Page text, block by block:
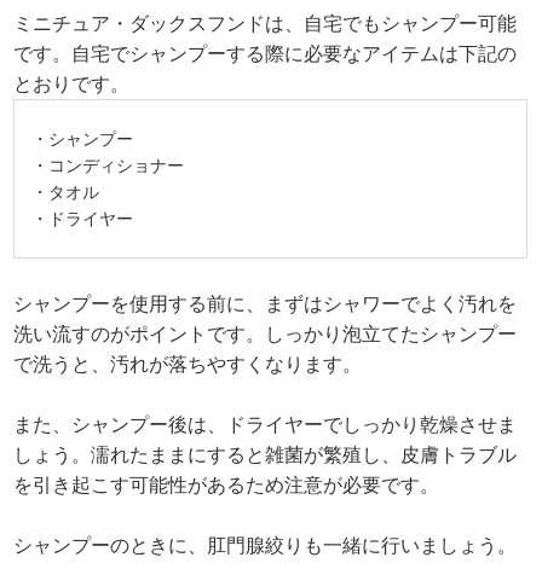
ミニチュア・ダックスフンドは、自宅でもシャンプー可能
です。自宅でシャンプーする際に必要なアイテムは下記の
とおりです。
・シャンプー
・コンディショナー
・タオル
・ドライヤー
シャンプーを使用する前に、まずはシャワーでよく汚れを
洗い流すのがポイントです。しっかり泡立てたシャンプー
で洗うと、汚れが落ちやすくなります。
また、シャンプー後は、ドライヤーでしっかり乾燥させま
しょう。濡れたままにすると雑菌が繁殖し、皮膚トラブル
を引き起こす可能性があるため注意が必要です。
シャンプーのときに、肛門腺絞りも一緒に行いましょう。